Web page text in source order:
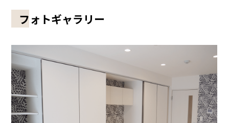
フォトギャラリー